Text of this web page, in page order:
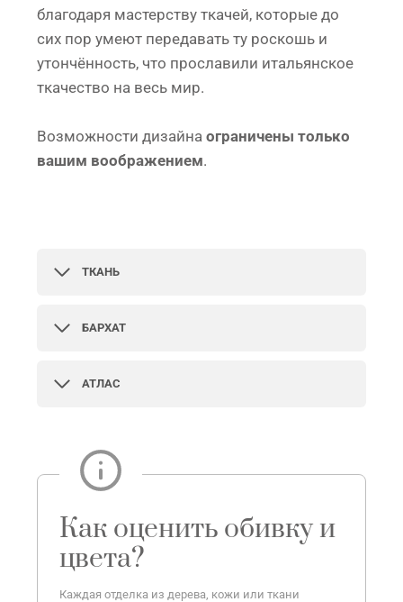
благодаря мастерству ткачей, которые до
сих пор умеют передавать ту роскошь и
утончённость, что прославили итальянское
ткачество на весь мир.
Возможности дизайна ограничены только
вашим воображением.
ТКАНЬ
БАРХАТ
АТЛАС
Как оценить обивку и
цвета?
Каждая отделка из дерева, кожи или ткани